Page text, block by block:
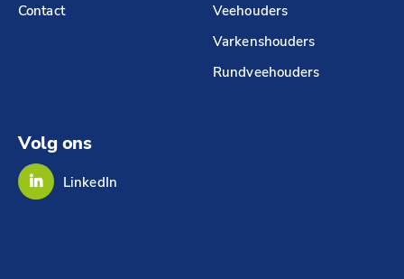
Contact
Veehouders
Varkenshouders
Rundveehouders
Volg ons
LinkedIn